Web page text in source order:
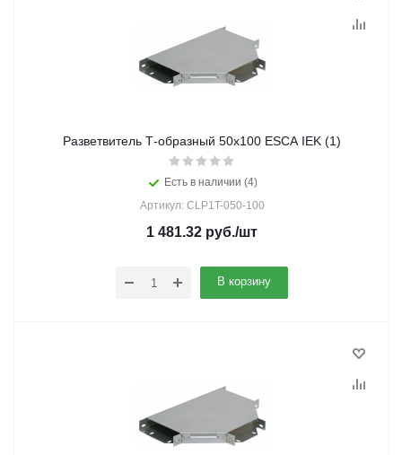
Разветвитель Т-образный 50х100 ESCA IEK (1)
Есть в наличии (4)
Артикул: CLP1T-050-100
1 481.32 руб./шт
В корзину